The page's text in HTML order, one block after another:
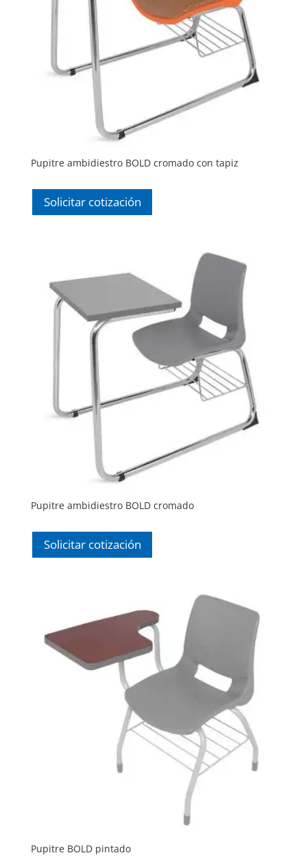
Pupitre ambidiestro BOLD cromado con tapiz
Solicitar cotización
Pupitre ambidiestro BOLD cromado
Solicitar cotización
Pupitre BOLD pintado